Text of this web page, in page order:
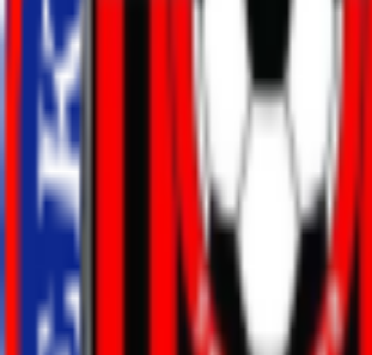
Não há dados disponíveis
Estatísticas do time
Ball Possession
Shots On Goal
Fouls